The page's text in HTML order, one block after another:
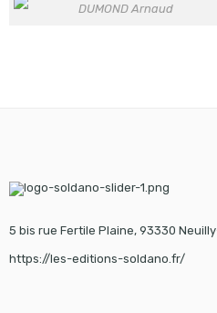
DUMOND Arnaud
5 bis rue Fertile Plaine, 93330
https://les-editions-soldano.fr/